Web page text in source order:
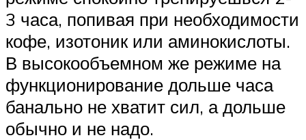
3 часа, попивая при необходимости
кофе, изотоник или аминокислоты.
В высокообъемном же режиме на
функционирование дольше часа
банально не хватит сил, а дольше
обычно и не надо.